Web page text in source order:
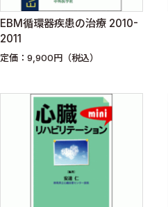
EBM循環器疾患の治療 2010-
2011
定価：9,900円（税込）